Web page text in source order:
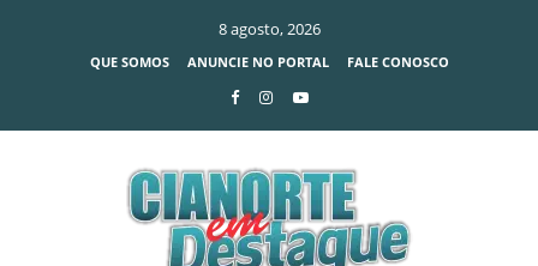
8 agosto, 2026
QUE SOMOS ANUNCIE NO PORTAL FALE CONOSCO